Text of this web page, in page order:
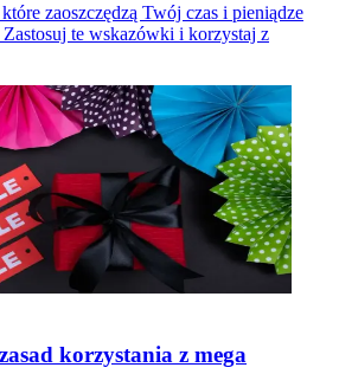
zaoszczędzą Twój czas i pieniądze
te wskazówki i korzystaj z
korzystania z mega